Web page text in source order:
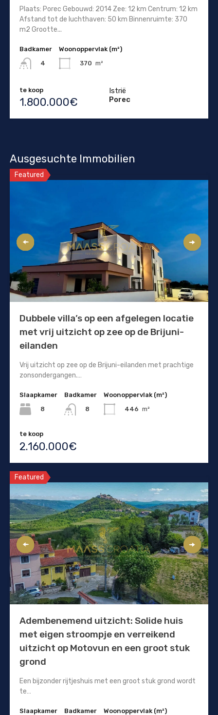
Plaats: Porec Gebouwd: 2014 Zee: 12 km Centrum: 12 km
Afstand tot de luchthaven: 50 km Binnenruimte: 370
m2 Grootte...
Badkamer
4
Woonoppervlak (m²)
370 m²
te koop
1.800.000€
Istrië
Porec
Ausgesuchte Immobilien
Featured
Dubbele villa’s op een afgelegen locatie
met vrij uitzicht op zee op de Brijuni-
eilanden
Vrij uitzicht op zee op de Brijuni-eilanden met prachtige
zonsondergangen.…
Slaapkamer
8
Badkamer
8
Woonoppervlak (m²)
446 m²
te koop
2.160.000€
Featured
Adembenemend uitzicht: Solide huis
met eigen stroompje en verreikend
uitzicht op Motovun en een groot stuk
grond
Een bijzonder rijtjeshuis met een groot stuk grond wordt
te…
Slaapkamer
Badkamer
Woonoppervlak (m²)